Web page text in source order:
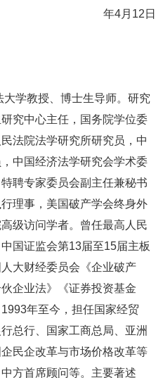
年4月12日
学教授、博士生导师。研究
究中心主任，国务院学位委
法院法学研究所研究员，中
中国经济法学研究会学术委
聘专家委员会副主任兼秘书
理事，美国破产学会终身外
级访问学者。曾任最高人民
国证监会第13届至15届主板
大财经委员会《企业破产
企业法》《证券投资基金
年至今，担任国家经贸
总行、国家工商总局、亚洲
民企改革与市场价格改革等
方首席顾问等。主要著述